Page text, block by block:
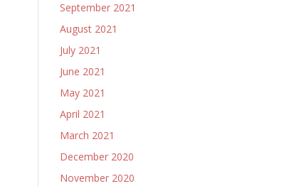
September 2021
August 2021
July 2021
June 2021
May 2021
April 2021
March 2021
December 2020
November 2020